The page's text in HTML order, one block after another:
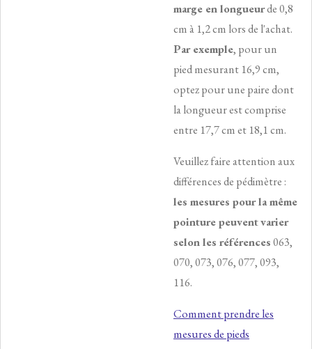
marge en longueurde 0,8
cm à 1,2 cm lors de l'achat.
Par exemple, pour un
pied mesurant 16,9 cm,
optez pour une paire dont
la longueur est comprise
entre 17,7 cm et 18,1 cm.
Veuillez faire attention aux
différences de pédimètre :
les mesures pour la même
pointure peuventvarier
selon les références063,
070, 073, 076, 077, 093,
116.
Comment prendre les
mesures de pieds